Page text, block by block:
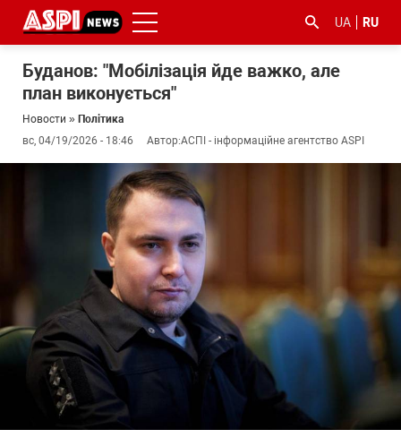
UA RU
Буданов: "Мобілізація йде важко, але
план виконується"
Новости » Політика
вс, 04/19/2026 - 18:46
Автор:АСПІ - інформаційне агентство ASPI
#боротьба
корупцією
#гфс #Киев